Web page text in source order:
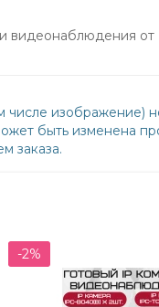
видеонаблюдения от
числе изображение)
быть изменена
заказа.
-2%